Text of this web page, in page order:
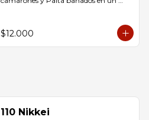
$12.000
110 Nikkei